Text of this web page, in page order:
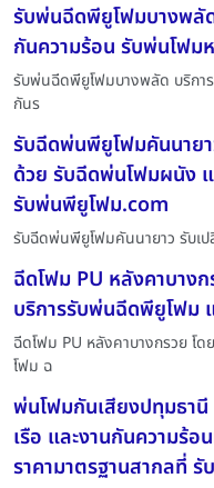
รับพ่นฉีดพียูโฟมบางพลั
กันความร้อน รับพ่นโฟม
รับพ่นฉีดพียูโฟมบางพลัด บริก
กันร
รับฉีดพ่นพียูโฟมคันนาย
ด้วย รับฉีดพ่นโฟมผนัง
รับพ่นพียูโฟม.com
รับฉีดพ่นพียูโฟมคันนายาว รับเ
ฉีดโฟม PU หลังคาบาง
บริการรับพ่นฉีดพียูโฟม
ฉีดโฟม PU หลังคาบางกรวย
โฟม ฉ
พ่นโฟมกันเสียงปทุมธา
เรือ และงานกันความร้อ
ราคามาตรฐานสากลที่